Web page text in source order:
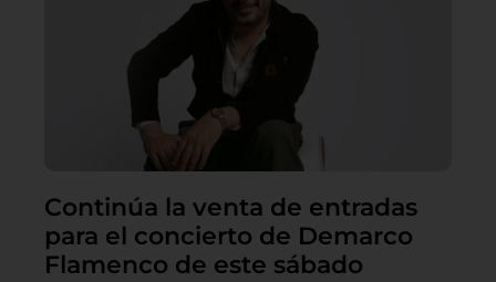
Continúa la venta de entradas
para el concierto de Demarco
Flamenco de este sábado